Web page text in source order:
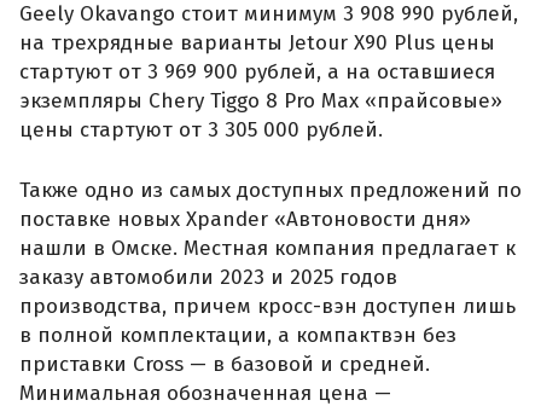
Geely Okavango стоит минимум 3 908 990 рублей,
на трехрядные варианты Jetour X90 Plus цены
стартуют от 3 969 900 рублей, а на оставшиеся
экземпляры Chery Tiggo 8 Pro Max «прайсовые»
цены стартуют от 3 305 000 рублей.
Также одно из самых доступных предложений по
поставке новых Xpander «Автоновости дня»
нашли в Омске. Местная компания предлагает к
заказу автомобили 2023 и 2025 годов
производства, причем кросс-вэн доступен лишь
в полной комплектации, а компактвэн без
приставки Cross — в базовой и средней.
Минимальная обозначенная цена —